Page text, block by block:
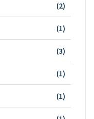
(2)
(1)
(3)
(1)
(1)